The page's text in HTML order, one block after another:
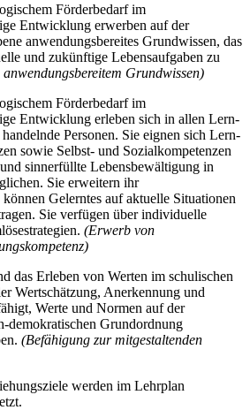
Förderbedarf im
Entwicklung erwerben auf der
anwendungsbereites Grundwissen, das
und zukünftige Lebensaufgaben zu
Grundwissen)
Förderbedarf im
Entwicklung erleben sich in allen Lern-
Personen. Sie eignen sich Lern-
sowie Selbst- und Sozialkompetenzen
sinnerfüllte Lebensbewältigung in
Sie erweitern ihr
Gelerntes auf aktuelle Situationen
Sie verfügen über individuelle
(Erwerb von
das Erleben von Werten im schulischen
Wertschätzung, Anerkennung und
Werte und Normen auf der
demokratischen Grundordnung
(Befähigung zur mitgestaltenden
werden im Lehrplan